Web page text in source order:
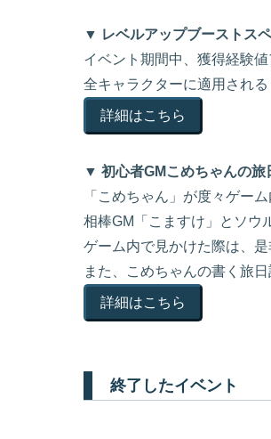
▼ レベルアップブーストス
イベント期間中、獲得経験
全キャラクターに適用され
詳細はこちら
▼ 初心者GMこめちゃんの
「こめちゃん」が度々ゲーム
相棒GM「こますけ」とソウ
ゲーム内で見かけた際は、
また、こめちゃんの書く旅
詳細はこちら
終了したイベント